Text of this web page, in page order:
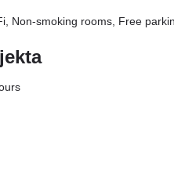
Non-smoking rooms, Free